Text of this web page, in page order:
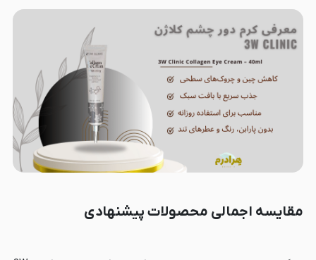
مقایسه اجمالی محصولات پیشنهادی